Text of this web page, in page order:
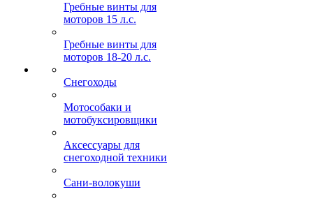
Гребные винты для
моторов 15 л.с.
Гребные винты для
моторов 18-20 л.с.
Снегоходы
Мотособаки и
мотобуксировщики
Аксессуары для
снегоходной техники
Сани-волокуши